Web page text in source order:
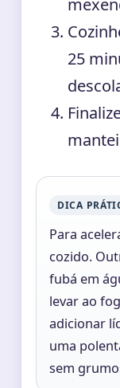
25
DICA
Para
cozido.
fubá em
levar ao
adicionar
uma
sem